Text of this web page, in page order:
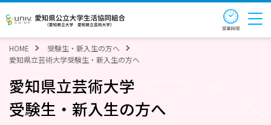
愛知県公立大学生活協同組合（
営業時
HOME
受験生・新入生の方へ
愛知県立芸術大学受験生・新入生の方へ
愛知県立芸術大学
受験生・新入生の方へ